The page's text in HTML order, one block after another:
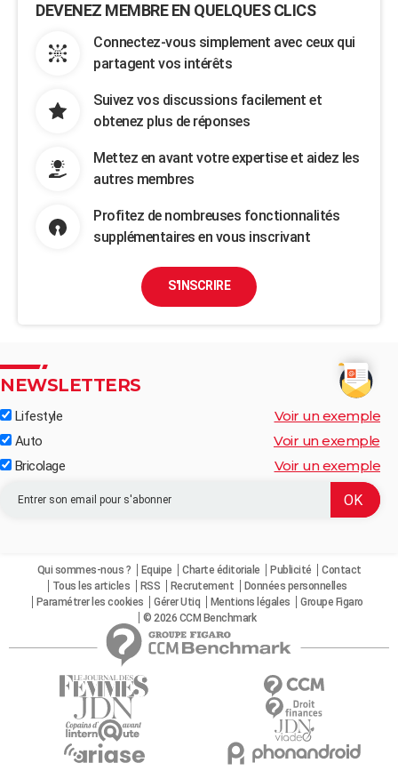
DEVENEZ MEMBRE EN QUELQUES CLICS
Connectez-vous simplement avec ceux qui
partagent vos intérêts
Suivez vos discussions facilement et
obtenez plus de réponses
Mettez en avant votre expertise et aidez les
autres membres
Profitez de nombreuses fonctionnalités
supplémentaires en vous inscrivant
S'INSCRIRE
NEWSLETTERS
Lifestyle Voir un exemple
Auto Voir un exemple
Bricolage Voir un exemple
Qui sommes-nous ? Equipe Charte éditoriale Publicité
Contact
Tous les articles
RSS Recrutement
Données personnelles
Paramétrer les cookies
Gérer Utiq Mentions légales
Groupe Figaro
© 2026 CCM Benchmark